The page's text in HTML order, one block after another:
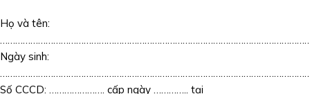
Họ và tên:
Ngày sinh:
Số CCCD: …………………. cấp ngày ………….. tại